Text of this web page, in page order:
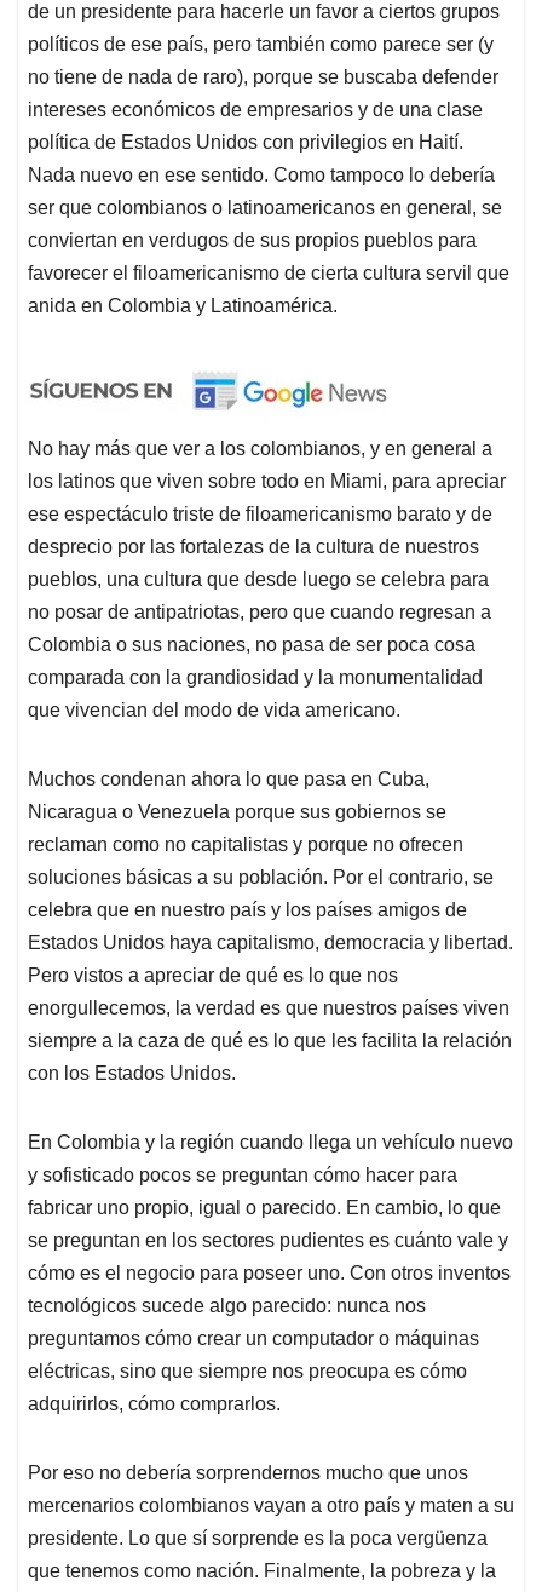
de un presidente para hacerle un favor a ciertos grupos
políticos de ese país, pero también como parece ser (y
no tiene de nada de raro), porque se buscaba defender
intereses económicos de empresarios y de una clase
política de Estados Unidos con privilegios en Haití.
Nada nuevo en ese sentido. Como tampoco lo debería
ser que colombianos o latinoamericanos en general, se
conviertan en verdugos de sus propios pueblos para
favorecer el filoamericanismo de cierta cultura servil que
anida en Colombia y Latinoamérica.
No hay más que ver a los colombianos, y en general a
los latinos que viven sobre todo en Miami, para apreciar
ese espectáculo triste de filoamericanismo barato y de
desprecio por las fortalezas de la cultura de nuestros
pueblos, una cultura que desde luego se celebra para
no posar de antipatriotas, pero que cuando regresan a
Colombia o sus naciones, no pasa de ser poca cosa
comparada con la grandiosidad y la monumentalidad
que vivencian del modo de vida americano.
Muchos condenan ahora lo que pasa en Cuba,
Nicaragua o Venezuela porque sus gobiernos se
reclaman como no capitalistas y porque no ofrecen
soluciones básicas a su población. Por el contrario, se
celebra que en nuestro país y los países amigos de
Estados Unidos haya capitalismo, democracia y libertad.
Pero vistos a apreciar de qué es lo que nos
enorgullecemos, la verdad es que nuestros países viven
siempre a la caza de qué es lo que les facilita la relación
con los Estados Unidos.
En Colombia y la región cuando llega un vehículo nuevo
y sofisticado pocos se preguntan cómo hacer para
fabricar uno propio, igual o parecido. En cambio, lo que
se preguntan en los sectores pudientes es cuánto vale y
cómo es el negocio para poseer uno. Con otros inventos
tecnológicos sucede algo parecido: nunca nos
preguntamos cómo crear un computador o máquinas
eléctricas, sino que siempre nos preocupa es cómo
adquirirlos, cómo comprarlos.
Por eso no debería sorprendernos mucho que unos
mercenarios colombianos vayan a otro país y maten a su
presidente. Lo que sí sorprende es la poca vergüenza
que tenemos como nación. Finalmente, la pobreza y la